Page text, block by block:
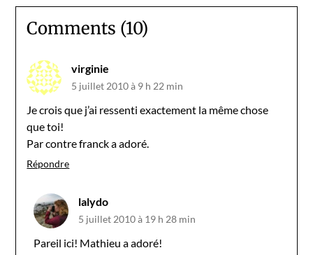
Comments (10)
virginie
5 juillet 2010 à 9 h 22 min
Je crois que j’ai ressenti exactement la même chose
que toi!
Par contre franck a adoré.
Répondre
lalydo
5 juillet 2010 à 19 h 28 min
Pareil ici! Mathieu a adoré!